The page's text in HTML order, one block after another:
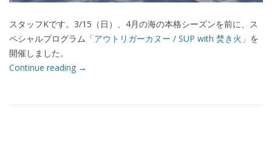
スタッフKです。3/15（日）、4月の海の本格シーズンを前に、ス
ペシャルプログラム 「アウトリガーカヌー / SUP with 焚き火」 を
開催しました。
Continue reading →